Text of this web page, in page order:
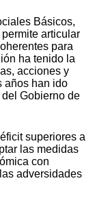
Básicos,
articular
para
ha tenido la
acciones y
años han ido
Gobierno de
superiores a
las medidas
con
adversidades